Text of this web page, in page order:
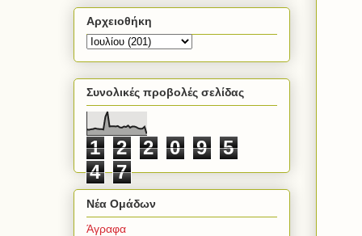
Αρχειοθήκη
Συνολικές προβολές σελίδας
1 2 2 0 9
5
4
7
Νέα Ομάδων
Άγραφα